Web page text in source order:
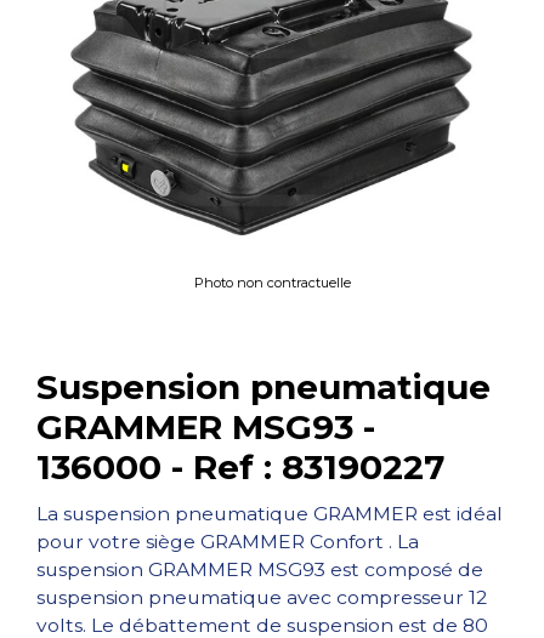
Suspension pneumatique
GRAMMER MSG93 -
136000 - Ref : 83190227
La suspension pneumatique GRAMMER est idéal
pour votre siège GRAMMER Confort . La
suspension GRAMMER MSG93 est composé de
suspension pneumatique avec compresseur 12
volts. Le débattement de suspension est de 80
Photo non contractuelle